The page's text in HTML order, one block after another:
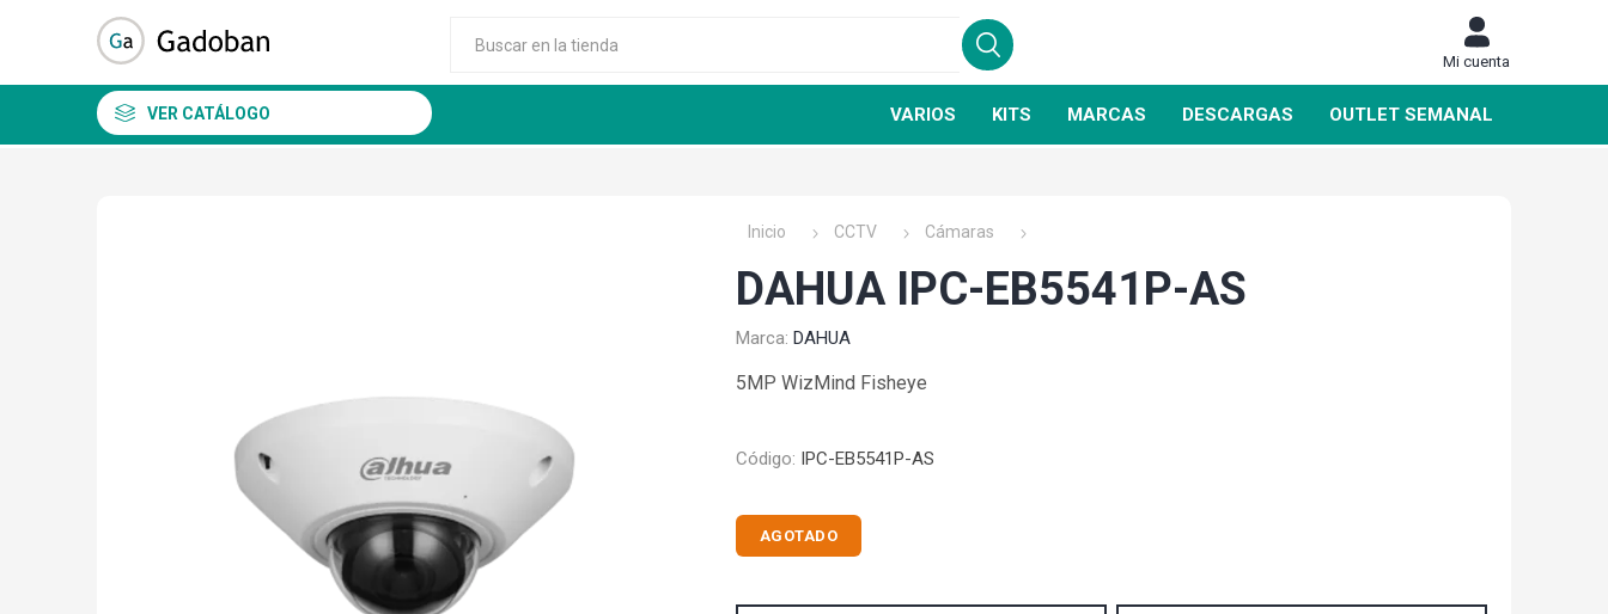
Mi cuenta
VER CATÁLOGO VARIOS KITS MARCAS
DX CONTROL
DESCARGAS OUTLET SEMANAL
Inicio CCTV Cámaras
DAHUA IPC-EB5541P-AS
Marca: DAHUA
5MP WizMind Fisheye
Código: IPC-EB5541P-AS
AGOTADO